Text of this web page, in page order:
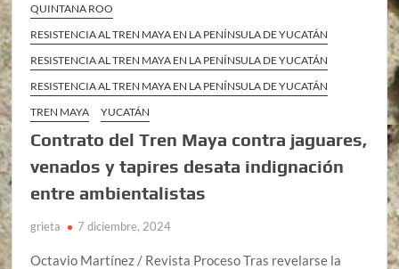
QUINTANA ROO
RESISTENCIA AL TREN MAYA EN LA PENÍNSULA DE YUCATÁN
RESISTENCIA AL TREN MAYA EN LA PENÍNSULA DE YUCATÁN
RESISTENCIA AL TREN MAYA EN LA PENÍNSULA DE YUCATÁN
TREN MAYA
YUCATÁN
Contrato del Tren Maya contra jaguares,
venados y tapires desata indignación
entre ambientalistas
grieta 7 diciembre, 2024
Octavio Martínez / Revista Proceso Tras revelarse la